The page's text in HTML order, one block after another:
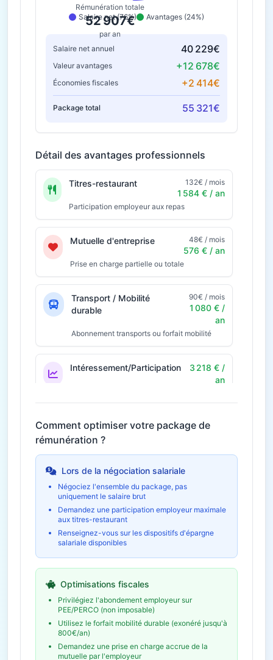
Rémunération totale
52 907€
par an
Salaire net (76%) Avantages (24%)
Salaire net annuel 40 229€
Valeur avantages +12 678€
Économies fiscales +2 414€
Package total 55 321€
Détail des avantages professionnels
Titres-restaurant 132€ / mois
1 584 € / an
Participation employeur aux repas
Mutuelle d'entreprise 48€ / mois
576 € / an
Prise en charge partielle ou totale
Transport / Mobilité
durable
90€ / mois
1 080 € /
an
Abonnement transports ou forfait mobilité
Intéressement/Participation
3 218 € /
an
Économie fiscale potentielle
966€
Télétravail
Formation et
développement
an
Budget formation personnel
Épargne salariale
(PEE/PERCO)
4 828 € /
an
Abondement employeur
Économie fiscale potentielle
Comment optimiser votre package de
rémunération ?
Lors de la négociation salariale
Négociez l'ensemble du package, pas
uniquement le salaire brut
Demandez une participation employeur maximale
aux titres-restaurant
Renseignez-vous sur les dispositifs d'épargne
salariale disponibles
Optimisations fiscales
Privilégiez l'abondement employeur sur
PEE/PERCO (non imposable)
Utilisez le forfait mobilité durable (exonéré jusqu'à
800€/an)
Demandez une prise en charge accrue de la
mutuelle par l'employeur